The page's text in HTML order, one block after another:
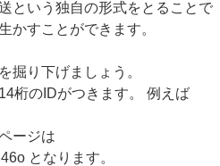
という独自の形式をとることで
かすことができます。
掘り下げましょう。
桁のIDがつきます。 例えば
ージは
となります。